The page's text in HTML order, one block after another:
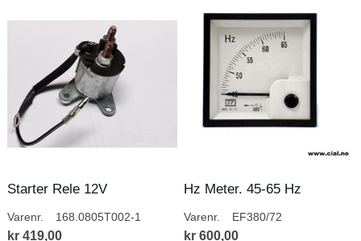
Starter Rele 12V
Varenr. 168.0805T002-1
kr 419,00
Hz Meter. 45-65 Hz
Varenr. EF380/72
kr 600,00